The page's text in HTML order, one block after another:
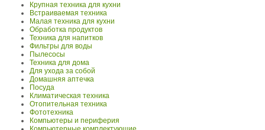
Крупная техника для кухни
Встраиваемая техника
Малая техника для кухни
Обработка продуктов
Техника для напитков
Фильтры для воды
Пылесосы
Техника для дома
Для ухода за собой
Домашняя аптечка
Посуда
Климатическая техника
Отопительная техника
Фототехника
Компьютеры и периферия